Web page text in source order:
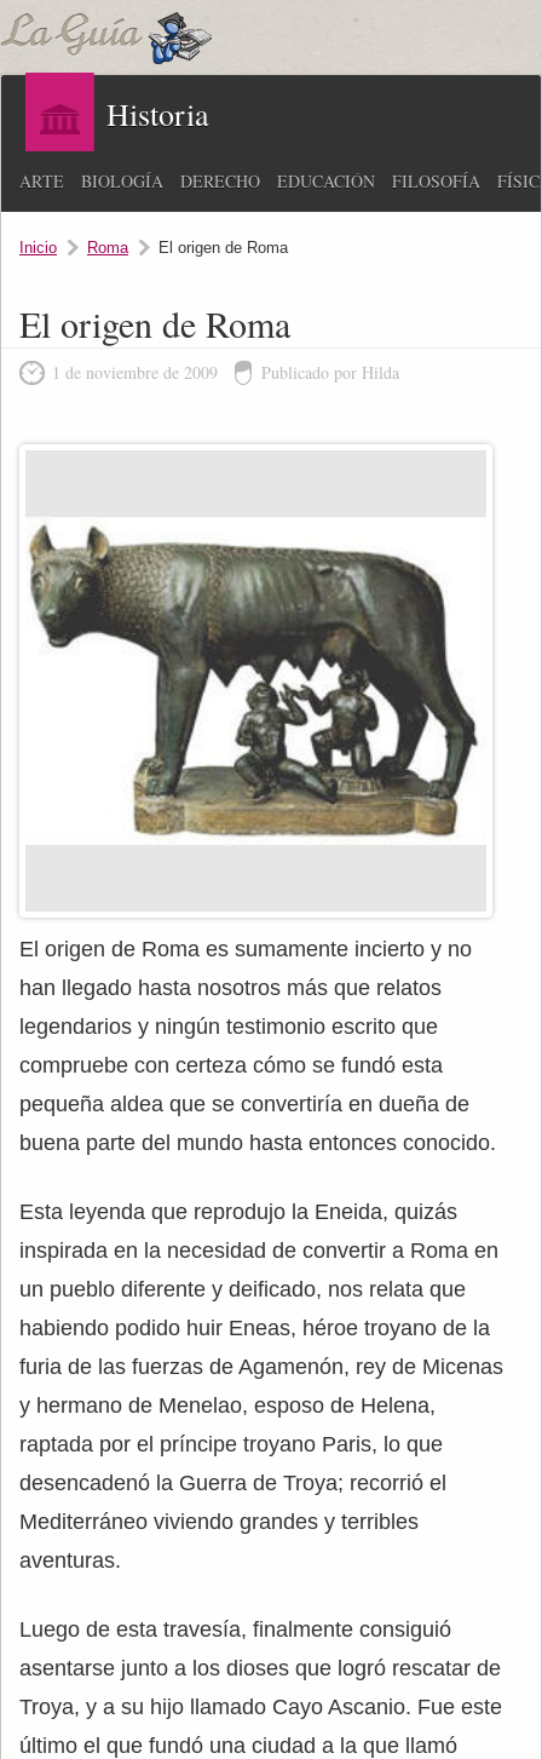
Historia
ARTE BIOLOGÍA DERECHO EDUCACIÓN FILOSOFÍA
Inicio Roma El origen de Roma
El origen de Roma
1 de noviembre de 2009 Publicado por Hilda
El origen de Roma es sumamente incierto y no
han llegado hasta nosotros más que relatos
legendarios y ningún testimonio escrito que
compruebe con certeza cómo se fundó esta
pequeña aldea que se convertiría en dueña de
buena parte del mundo hasta entonces conocido.
Esta leyenda que reprodujo la Eneida, quizás
inspirada en la necesidad de convertir a Roma en
un pueblo diferente y deificado, nos relata que
habiendo podido huir Eneas, héroe troyano de la
furia de las fuerzas de Agamenón, rey de Micenas
y hermano de Menelao, esposo de Helena,
raptada por el príncipe troyano Paris, lo que
desencadenó la Guerra de Troya; recorrió el
Mediterráneo viviendo grandes y terribles
aventuras.
Luego de esta travesía, finalmente consiguió
asentarse junto a los dioses que logró rescatar de
Troya, y a su hijo llamado Cayo Ascanio. Fue este
último el que fundó una ciudad a la que llamó